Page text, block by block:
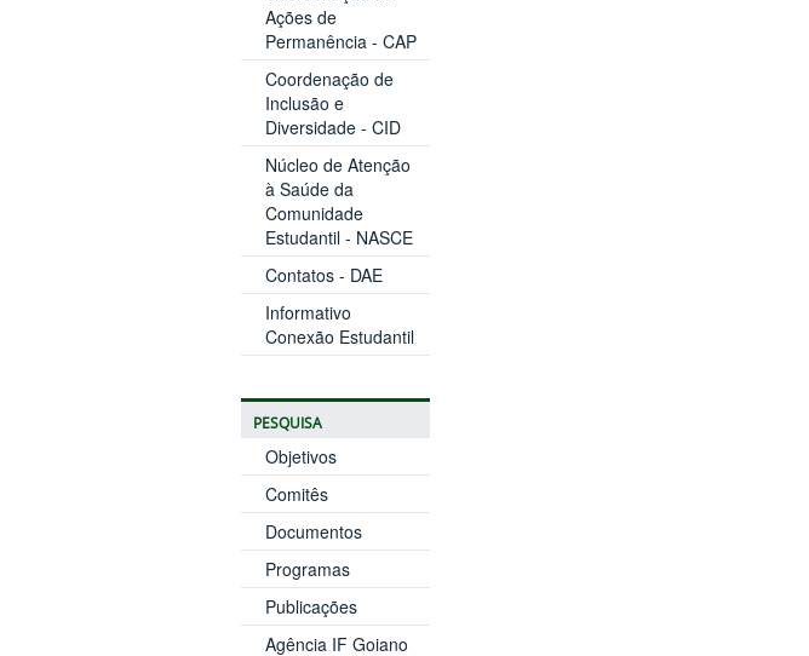
Ações de
Permanência - CAP
Coordenação de
Inclusão e
Diversidade - CID
Núcleo de Atenção
à Saúde da
Comunidade
Estudantil - NASCE
Contatos - DAE
Informativo
Conexão Estudantil
PESQUISA
Objetivos
Comitês
Documentos
Programas
Publicações
Agência IF Goiano